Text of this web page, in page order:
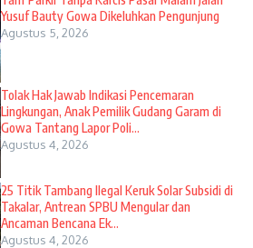
Yusuf Bauty Gowa Dikeluhkan Pengunjung
Agustus 5, 2026
Tolak Hak Jawab Indikasi Pencemaran
Lingkungan, Anak Pemilik Gudang Garam di
Gowa Tantang Lapor Poli...
Agustus 4, 2026
25 Titik Tambang Ilegal Keruk Solar Subsidi di
Takalar, Antrean SPBU Mengular dan
Ancaman Bencana Ek...
Agustus 4, 2026